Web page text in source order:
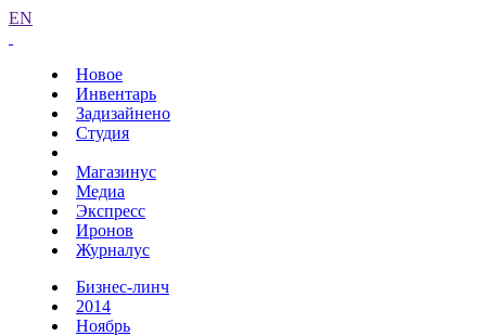
EN
Новое
Инвентарь
Задизайнено
Студия
Магазинус
Медиа
Экспресс
Иронов
Журналус
Бизнес-линч
2014
Ноябрь